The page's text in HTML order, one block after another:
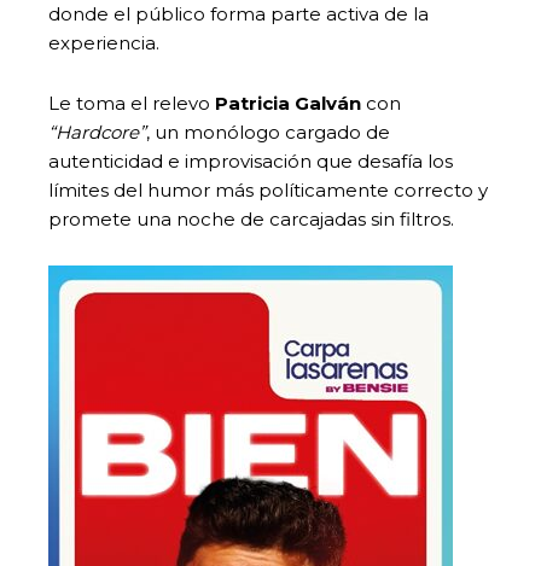
donde el público forma parte activa de la
experiencia.
Le toma el relevo Patricia Galván con
“Hardcore”, un monólogo cargado de
autenticidad e improvisación que desafía los
límites del humor más políticamente correcto y
promete una noche de carcajadas sin filtros.